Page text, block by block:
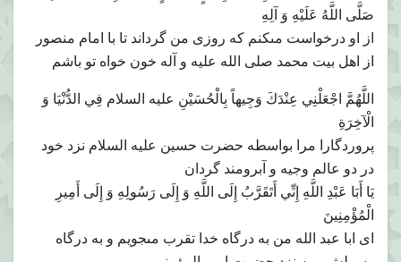
صَلَّى اللَّهُ عَلَيْهِ وَ آلِهِ‏
از او درخواست مى‏كنم كه روزى من گرداند تا با امام منصور
از اهل بيت محمد صلى الله عليه و آله خون خواه تو باشم
اللَّهُمَّ اجْعَلْنِي عِنْدَكَ وَجِيهاً بِالْحُسَيْنِ عليه السلام فِي الدُّنْيَا وَ
الْآخِرَةِ
پروردگارا مرا بواسطه حضرت حسين عليه السلام نزد خود
در دو عالم وجيه و آبرومند گردان
يَا أَبَا عَبْدِ اللَّهِ إِنِّي أَتَقَرَّبُ إِلَى اللَّهِ وَ إِلَى رَسُولِهِ وَ إِلَى أَمِيرِ
الْمُؤْمِنِينَ‏
اى ابا عبد الله من به درگاه خدا تقرب مى‏جويم و به درگاه